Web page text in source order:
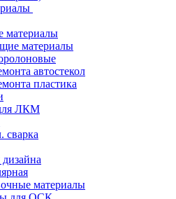
материалы
материалы
автостекол
пластика
ЛКМ
сварка
материалы